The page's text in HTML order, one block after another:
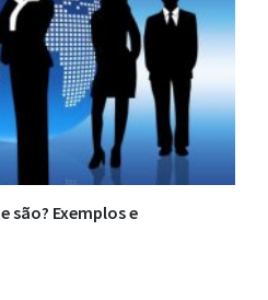
são? Exemplos e